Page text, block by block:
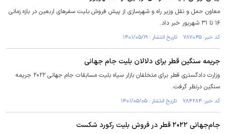
معاون حمل و نقل وزیر راه و شهرسازی از پیش فروش بلیت سفر‌های اربعین در بازه زمانی
۱۶ تا ۳۱ شهریور خبر داد.
کد خبر: ۷۸۷۰۴۵ تاریخ انتشار : ۱۴۰۱/۰۵/۱۹
جریمه سنگین قطر برای دلالان بلیت جام جهانی
وزارت دادگستری قطر برای متخلفان بازار سیاه بلیت مسابقات جام جهانی ۲۰۲۲ جریمه
سنگین درنظر گرفت.
کد خبر: ۷۸۴۲۸۴ تاریخ انتشار : ۱۴۰۱/۰۵/۰۵
جام‌جهانی ۲۰۲۲ قطر در فروش بلیت رکورد شکست